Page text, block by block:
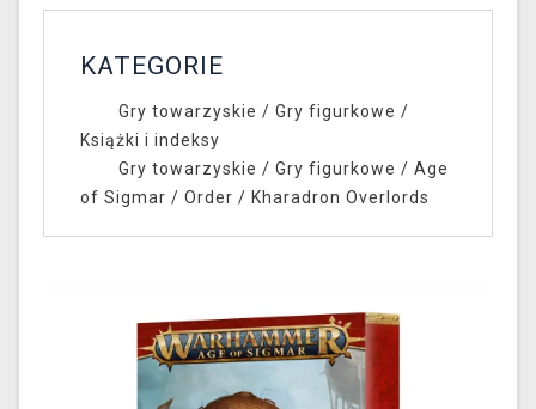
KATEGORIE
Gry towarzyskie / Gry figurkowe /
Książki i indeksy
Gry towarzyskie / Gry figurkowe / Age
of Sigmar / Order / Kharadron Overlords